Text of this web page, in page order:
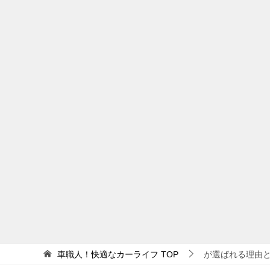
車職人！快適なカーライフ TOP が選ばれる理由